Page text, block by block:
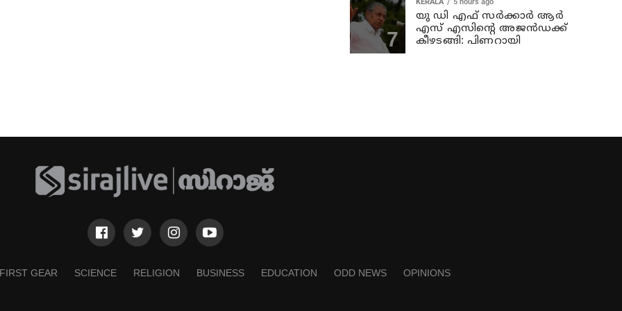
യു ഡി എഫ് സര്‍ക്കാര്‍ ആര്‍
എസ് എസിന്റെ അജന്‍ഡക്ക്‌
കീഴടങ്ങി: പിണറായി
FIRST GEAR SCIENCE RELIGION BUSINESS EDUCATION ODD NEWS OPINIONS